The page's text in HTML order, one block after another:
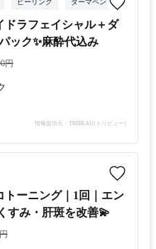
ドラフェイシャル＋ダ
ック✨麻酔代込み
円
情報提供元：TRIBEAU(トリビュー)
トーニング｜1回｜エン
すみ・肝斑を改善💫